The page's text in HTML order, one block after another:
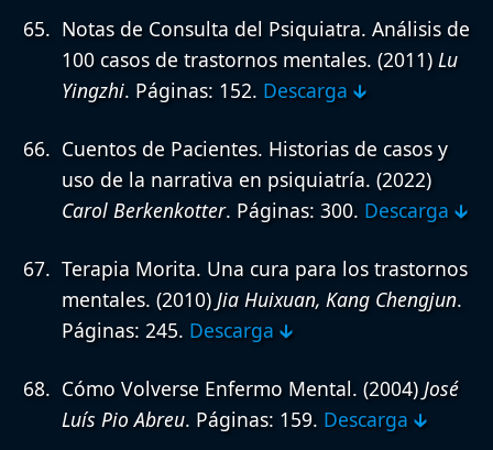
Notas de Consulta del Psiquiatra. Análisis de
100 casos de trastornos mentales. (2011) Lu
Yingzhi. Páginas: 152. Descarga 🡳
Cuentos de Pacientes. Historias de casos y
uso de la narrativa en psiquiatría. (2022)
Carol Berkenkotter. Páginas: 300. Descarga 🡳
Terapia Morita. Una cura para los trastornos
mentales. (2010) Jia Huixuan, Kang Chengjun.
Páginas: 245. Descarga 🡳
Cómo Volverse Enfermo Mental. (2004) José
Luís Pio Abreu. Páginas: 159. Descarga 🡳